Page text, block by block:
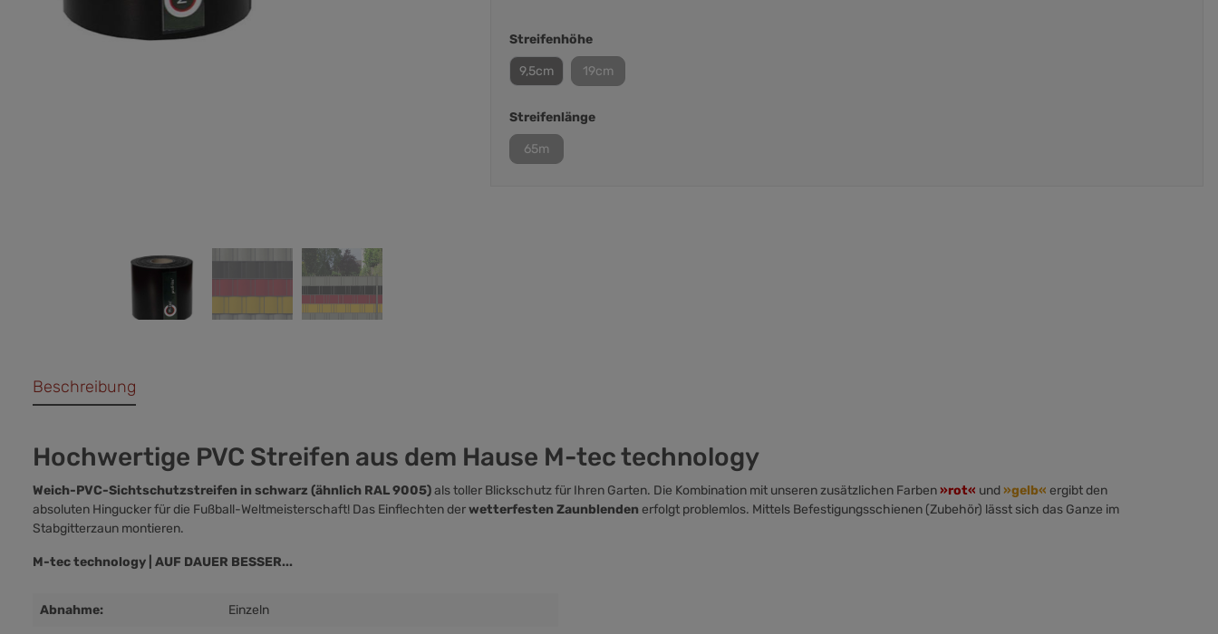
Streifenhöhe
9,5cm 19cm
Streifenlänge
65m
Beschreibung
Hochwertige PVC Streifen aus dem Hause M-tec technology
Weich-PVC-Sichtschutzstreifen in schwarz (ähnlich RAL 9005)als toller Blickschutz für Ihren Garten. Die Kombination mit unseren zusätzlichen Farben»rot« und»gelb« ergibt den
absoluten Hingucker für die Fußball-Weltmeisterschaft! Das Einflechten derwetterfesten Zaunblenden erfolgt problemlos. Mittels Befestigungsschienen (Zubehör) lässt sich das Ganze im
Stabgitterzaun montieren.
M-tec technology | AUF DAUER BESSER...
Abnahme: Einzeln